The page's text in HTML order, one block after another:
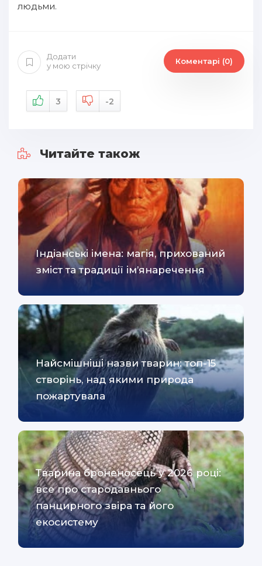
людьми.
Додати
у мою стрічку
Коментарі (0)
3 -2
Читайте також
Індіанські імена: магія, прихований
зміст та традиції ім’янаречення
Найсмішніші назви тварин: топ-15
створінь, над якими природа
пожартувала
Тварина броненосець у 2026 році:
все про стародавнього
панцирного звіра та його
екосистему